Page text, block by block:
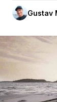
Gustav